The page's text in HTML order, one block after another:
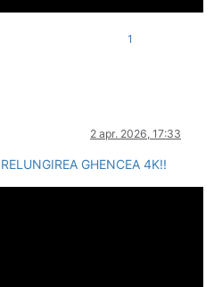
1
2 apr. 2026, 17:33
GHENCEA 4K!!